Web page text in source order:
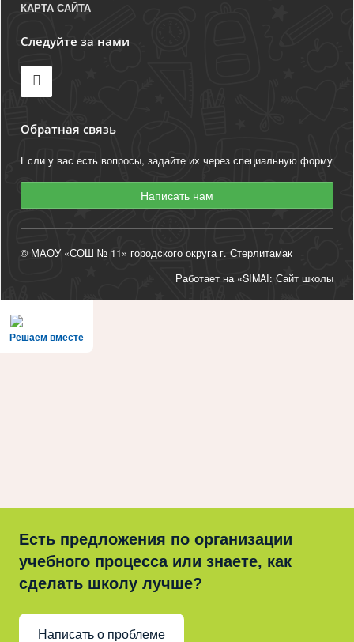
КАРТА САЙТА
Следуйте за нами
Обратная связь
Если у вас есть вопросы, задайте их через специальную форму
Написать нам
© МАОУ «СОШ № 11» городского округа г. Стерлитамак
Работает на «SIMAI: Сайт школы
Решаем вместе
Есть предложения по организации
учебного процесса или знаете, как
сделать школу лучше?
Написать о проблеме